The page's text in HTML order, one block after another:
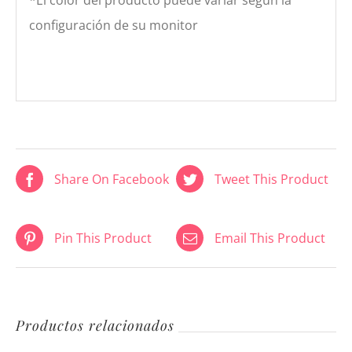
configuración de su monitor
Share On Facebook Tweet This Product
Pin This Product Email This Product
Productos relacionados